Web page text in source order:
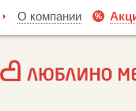
О компании